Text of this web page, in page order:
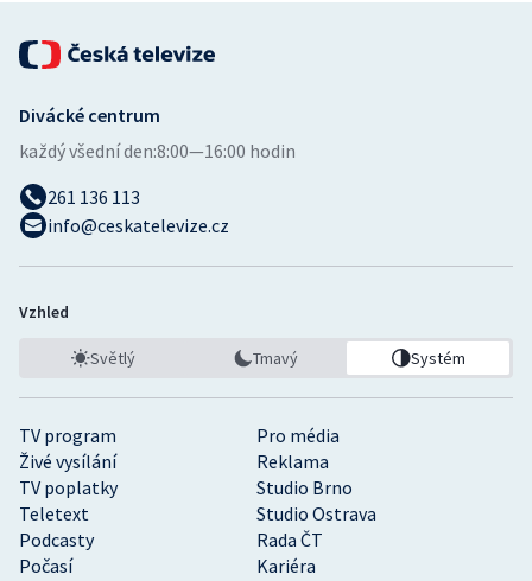
TV program
Pro média
Živé vysílání
Reklama
TV poplatky
Studio Brno
Teletext
Studio Ostrava
Podcasty
Rada ČT
Počasí
Kariéra
Divácké centrum
každý všední den:8:00—16:00 hodin
261 136 113
info@ceskatelevize.cz
Vzhled
Světlý Tmavý Systém